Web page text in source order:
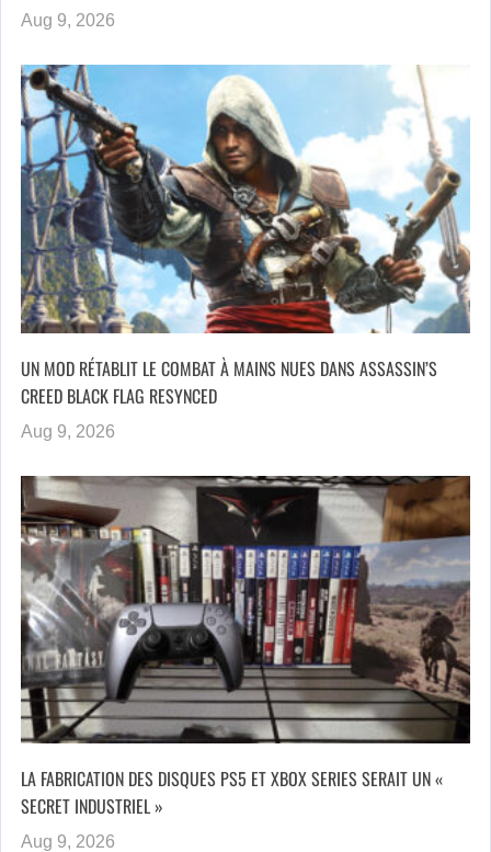
Aug 9, 2026
UN MOD RÉTABLIT LE COMBAT À MAINS NUES DANS ASSASSIN’S
CREED BLACK FLAG RESYNCED
Aug 9, 2026
LA FABRICATION DES DISQUES PS5 ET XBOX SERIES SERAIT UN «
SECRET INDUSTRIEL »
Aug 9, 2026